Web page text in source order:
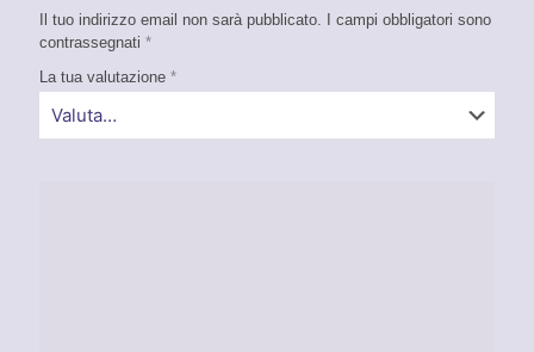
Il tuo indirizzo email non sarà pubblicato.
I campi obbligatori sono
contrassegnati *
La tua valutazione *